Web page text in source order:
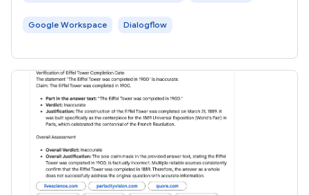
Google Workspace Dialogflow